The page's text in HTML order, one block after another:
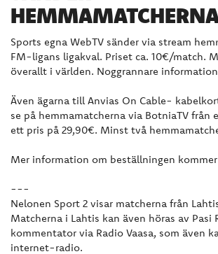
Sports egna WebTV sänder via stream
FM-ligans ligakval. Priset ca. 10€/match.
överallt i världen. Noggrannare
Även ägarna till Anvias On Cable-
se på hemmamatcherna via BotniaTV från
ett pris på 29,90€. Minst två
Mer information om beställningen kommer
---
Nelonen Sport 2 visar matcherna från
Matcherna i Lahtis kan även höras av Pasi
kommentator via Radio Vaasa, som även
internet-radio.